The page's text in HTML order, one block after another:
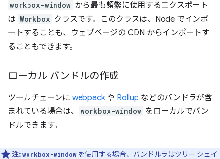
workbox-window から最も頻繁に使用するエクスポート
は Workbox クラスです。このクラスは、Node でインポ
ートすることも、ウェブページの CDN からインポートす
ることもできます。
ローカル バンドルの作成
ツールチェーンに webpack や Rollup などのバンドラが含
まれている場合は、
workbox-window をローカルでバン
ドルできます。
注:workbox-window を使用する場合、バンドルラはツリー シェイ